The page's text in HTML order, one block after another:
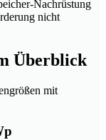
Nachrüstung
nicht
Überblick
mit